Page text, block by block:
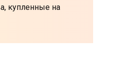
купленные на